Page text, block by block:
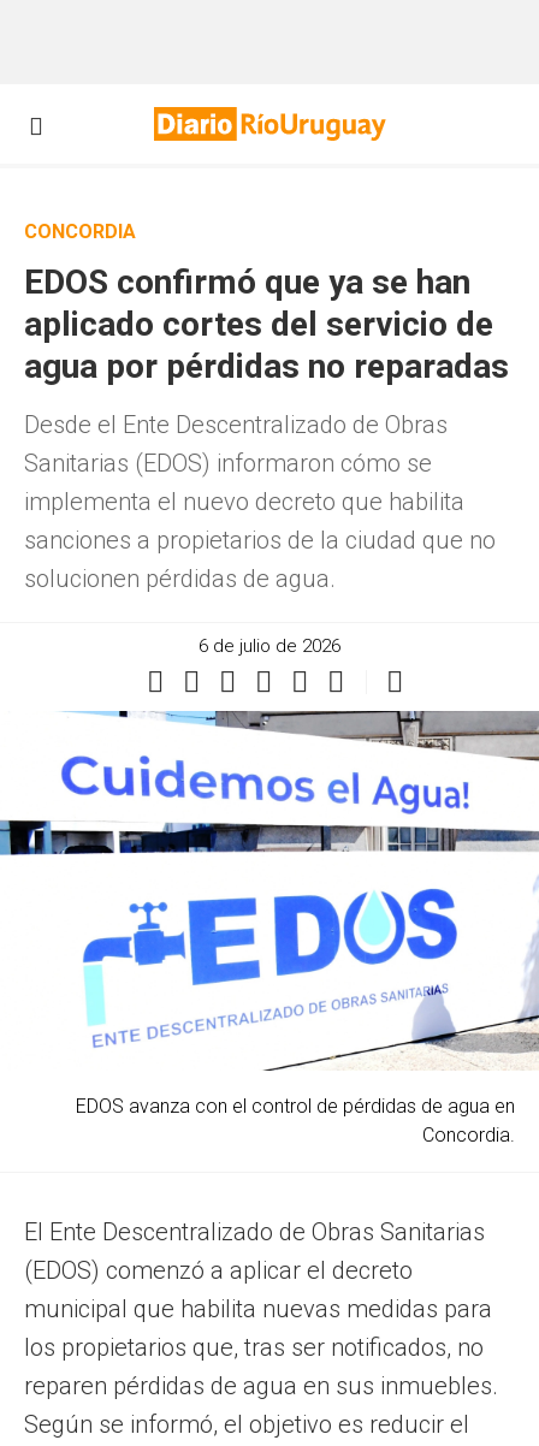
CONCORDIA
EDOS confirmó que ya se han
aplicado cortes del servicio de
agua por pérdidas no reparadas
Desde el Ente Descentralizado de Obras
Sanitarias (EDOS) informaron cómo se
implementa el nuevo decreto que habilita
sanciones a propietarios de la ciudad que no
solucionen pérdidas de agua.
6 de julio de 2026
EDOS avanza con el control de pérdidas de agua en
Concordia.
El Ente Descentralizado de Obras Sanitarias
(EDOS) comenzó a aplicar el decreto
municipal que habilita nuevas medidas para
los propietarios que, tras ser notificados, no
reparen pérdidas de agua en sus inmuebles.
Según se informó, el objetivo es reducir el